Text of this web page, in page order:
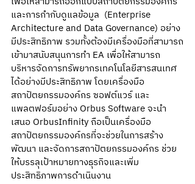
และการกำกับดูแลข้อมูล (Enterprise
Architecture and Data Governance) อย่าง
มีประสิทธิภาพ รวมทั้งต้องมีเครื่องมือที่สามารถ
เข้ามาสนับสนุนการทำ EA เพื่อให้สามารถ
บริหารจัดการทรัพยากรเทคโนโลยีสารสนเทศ
ได้อย่างมีประสิทธิภาพ โดยเครื่องมือ
สถาปัตยกรรมองค์กร ซอฟต์แวร์ และ
แพลตฟอร์มอย่าง Orbus Software จะนำ
เสนอ OrbusInfinity ถือเป็นเครื่องมือ
สถาปัตยกรรมองค์กรที่จะช่วยในการสร้าง
พัฒนา และจัดการสถาปัตยกรรมองค์กร ช่วย
ให้บรรลุเป้าหมายทางธุรกิจและเพิ่ม
ประสิทธิภาพการดำเนินงาน